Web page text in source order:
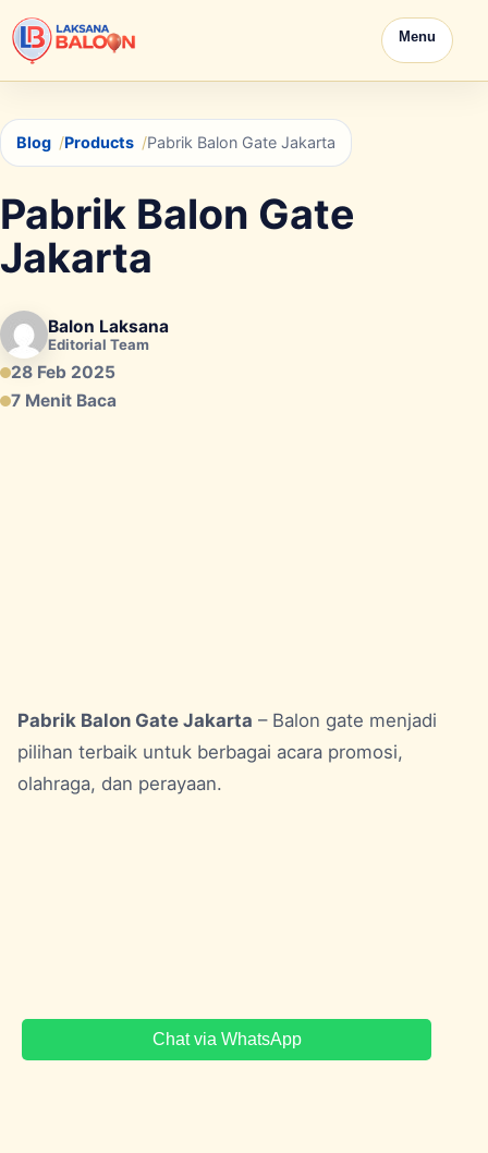
Menu
Blog Products Pabrik Balon Gate Jakarta
Pabrik Balon Gate
Jakarta
Balon Laksana
Editorial Team
28 Feb 2025
7 Menit Baca
Pabrik Balon Gate Jakarta – Balon gate menjadi
pilihan terbaik untuk berbagai acara promosi,
olahraga, dan perayaan.
Chat via WhatsApp